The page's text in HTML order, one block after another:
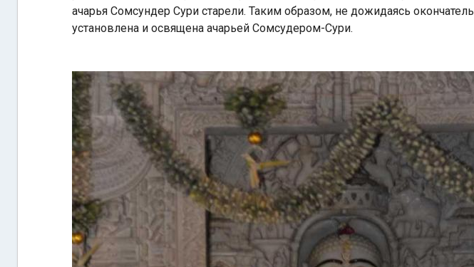
ачарья Сомсундер Сури старели. Таким образом, не дожидаясь
установлена ​​и освящена ачарьей Сомсудером-Сури.